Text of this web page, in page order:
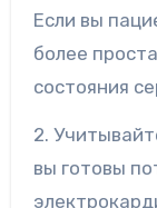
Если вы
более
состояния
2.
вы готовы